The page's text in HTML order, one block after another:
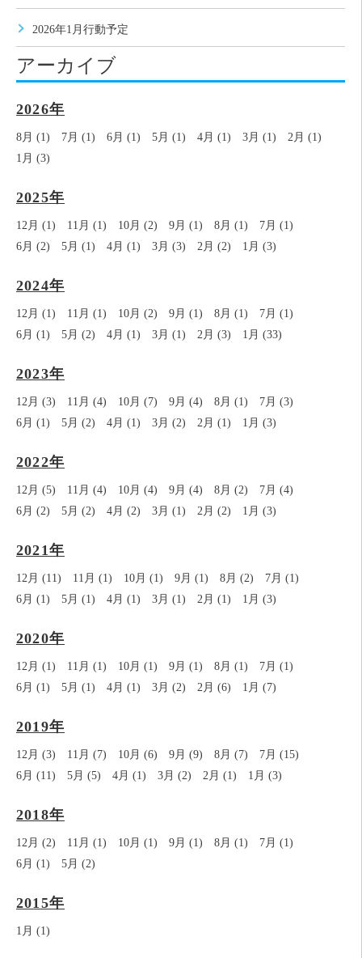
2026年1月行動予定
アーカイブ
2026年
8月 (1) 7月 (1) 6月 (1) 5月 (1) 4月 (1) 3月 (1)
2月 (1)
1月 (3)
2025年
12月 (1) 11月 (1) 10月 (2) 9月 (1) 8月 (1)
7月 (1)
6月 (2)
5月 (1) 4月 (1) 3月 (3) 2月 (2) 1月 (3)
2024年
12月 (1) 11月 (1) 10月 (2) 9月 (1) 8月 (1)
7月 (1)
6月 (1)
5月 (2) 4月 (1) 3月 (1) 2月 (3) 1月 (33)
2023年
12月 (3) 11月 (4) 10月 (7) 9月 (4) 8月 (1)
7月 (3)
6月 (1)
5月 (2) 4月 (1) 3月 (2) 2月 (1) 1月 (3)
2022年
12月 (5) 11月 (4) 10月 (4) 9月 (4) 8月 (2)
7月 (4)
6月 (2)
5月 (2) 4月 (2) 3月 (1) 2月 (2) 1月 (3)
2021年
12月 (11) 11月 (1) 10月 (1) 9月 (1) 8月 (2)
7月 (1)
6月 (1)
5月 (1) 4月 (1) 3月 (1) 2月 (1) 1月 (3)
2020年
12月 (1) 11月 (1) 10月 (1) 9月 (1) 8月 (1)
7月 (1)
6月 (1)
5月 (1) 4月 (1) 3月 (2) 2月 (6) 1月 (7)
2019年
12月 (3) 11月 (7) 10月 (6) 9月 (9) 8月 (7)
7月 (15)
6月 (11)
5月 (5) 4月 (1) 3月 (2) 2月 (1) 1月 (3)
2018年
12月 (2) 11月 (1) 10月 (1) 9月 (1) 8月 (1)
7月 (1)
6月 (1)
5月 (2)
2015年
1月 (1)